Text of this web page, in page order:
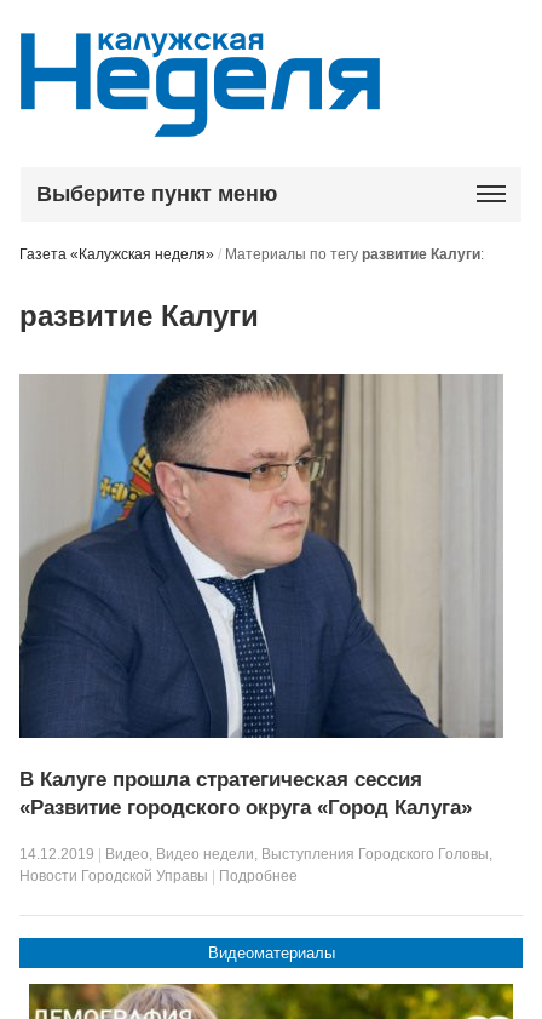
Выберите пункт меню
Газета «Калужская неделя» / Материалы по тегуразвитие Калуги:
развитие Калуги
В Калуге прошла стратегическая сессия
«Развитие городского округа «Город Калуга»
14.12.2019 Видео, Видео недели, Выступления Городского Головы,
Новости Городской Управы
Подробнее
Видеоматериалы